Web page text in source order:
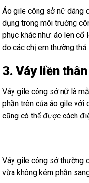
Áo gile công sở nữ dáng
dụng trong môi trường
phục khác như: áo len cổ
do các chị em thường
3. Váy liền
Váy gile công sở nữ là
phần trên của áo gile với
cũng có thể được cách
Váy gile công sở thường
vừa không kém phần